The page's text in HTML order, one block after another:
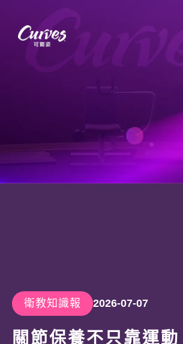
文章專欄
永續企業
分店據點
衛教知識報 2026-07-07
關節保養不只靠運